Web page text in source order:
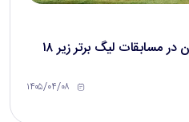
قهرمانی فولاد مبارکه سپاهان در مسابقات لیگ برتر زیر ۱۸
۱۴۰۵/۰۴/۰۸